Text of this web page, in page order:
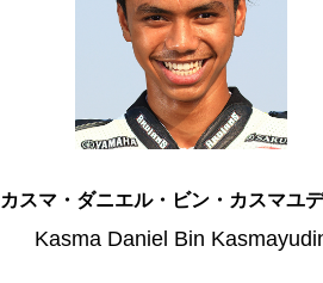
カスマ・ダニエル・ビン・カスマユ
Kasma Daniel Bin